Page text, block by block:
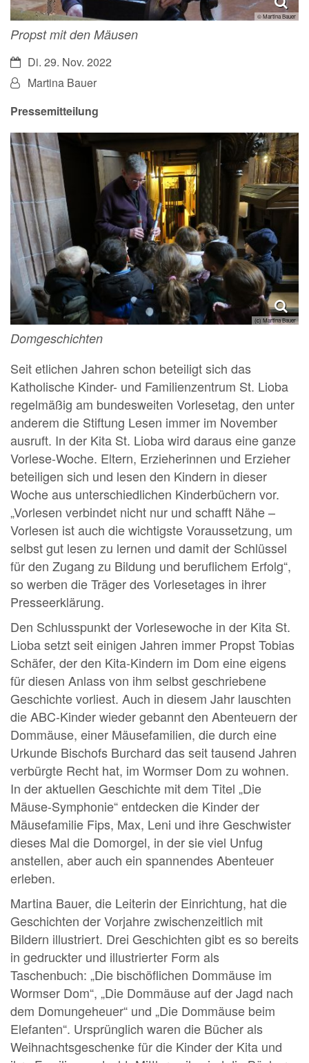
© Martina Bauer
Propst mit den Mäusen
Datum:Di. 29. Nov. 2022
Von:Martina Bauer
Pressemitteilung
(c) Martina Bauer
Domgeschichten
Seit etlichen Jahren schon beteiligt sich das
Katholische Kinder- und Familienzentrum St. Lioba
regelmäßig am bundesweiten Vorlesetag, den unter
anderem die Stiftung Lesen immer im November
ausruft. In der Kita St. Lioba wird daraus eine ganze
Vorlese-Woche. Eltern, Erzieherinnen und Erzieher
beteiligen sich und lesen den Kindern in dieser
Woche aus unterschiedlichen Kinderbüchern vor.
„Vorlesen verbindet nicht nur und schafft Nähe –
Vorlesen ist auch die wichtigste Voraussetzung, um
selbst gut lesen zu lernen und damit der Schlüssel
für den Zugang zu Bildung und beruflichem Erfolg“,
so werben die Träger des Vorlesetages in ihrer
Presseerklärung.
Den Schlusspunkt der Vorlesewoche in der Kita St.
Lioba setzt seit einigen Jahren immer Propst Tobias
Schäfer, der den Kita-Kindern im Dom eine eigens
für diesen Anlass von ihm selbst geschriebene
Geschichte vorliest. Auch in diesem Jahr lauschten
die ABC-Kinder wieder gebannt den Abenteuern der
Dommäuse, einer Mäusefamilien, die durch eine
Urkunde Bischofs Burchard das seit tausend Jahren
verbürgte Recht hat, im Wormser Dom zu wohnen.
In der aktuellen Geschichte mit dem Titel „Die
Mäuse-Symphonie“ entdecken die Kinder der
Mäusefamilie Fips, Max, Leni und ihre Geschwister
dieses Mal die Domorgel, in der sie viel Unfug
anstellen, aber auch ein spannendes Abenteuer
erleben.
Martina Bauer, die Leiterin der Einrichtung, hat die
Geschichten der Vorjahre zwischenzeitlich mit
Bildern illustriert. Drei Geschichten gibt es so bereits
in gedruckter und illustrierter Form als
Taschenbuch: „Die bischöflichen Dommäuse im
Wormser Dom“, „Die Dommäuse auf der Jagd nach
dem Domungeheuer“ und „Die Dommäuse beim
Elefanten“. Ursprünglich waren die Bücher als
Weihnachtsgeschenke für die Kinder der Kita und